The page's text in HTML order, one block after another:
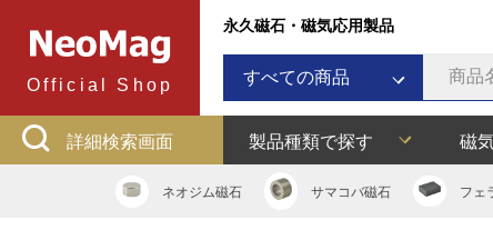
Official Shop
永久磁石・磁気応用製品
すべての商品
サマコバ磁石
フェライト磁石
詳細検索画面 製品種類で探す 磁
ネオジム磁石 サマコバ磁石 フェ